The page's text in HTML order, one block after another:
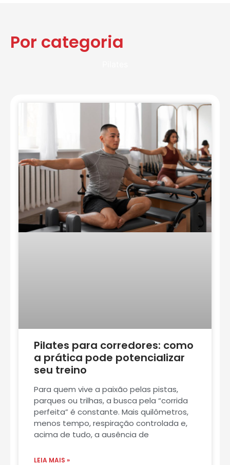
Por categoria
Pilates para corredores: como
a prática pode potencializar
seu treino
Para quem vive a paixão pelas pistas,
parques ou trilhas, a busca pela “corrida
perfeita” é constante. Mais quilômetros,
menos tempo, respiração controlada e,
acima de tudo, a ausência de
LEIA MAIS »